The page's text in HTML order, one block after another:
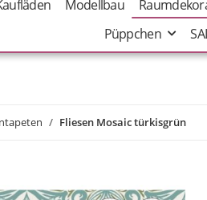
Modellbau
Püppchen
Fliesen Mosaic türkisgrün